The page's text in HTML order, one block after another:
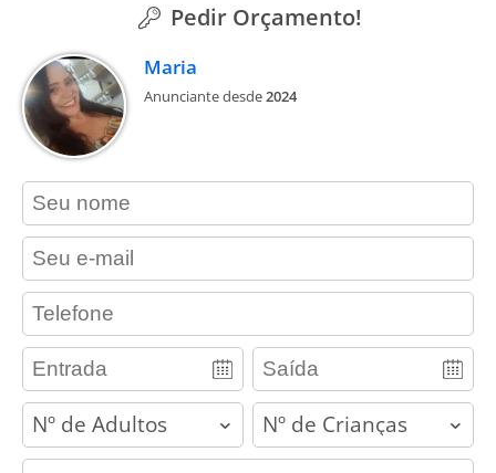
Pedir Orçamento!
Maria
Anunciante desde2024
contact_name
contact_email
contact_phone
adults children